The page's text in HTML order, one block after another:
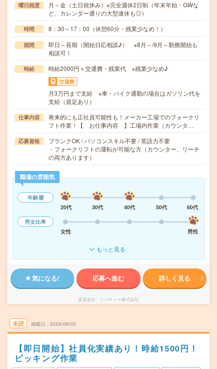
曜日頻度
月～金（土日祝休み）※完全週休2日制（年末年始・GWな
ど、カレンダー通りの大型連休も◎）
時間 8：30～17：00（休憩60分・残業少なめ！）
期間
即日～長期（開始日応相談♪） ※8月～/9月～勤務開始も
相談可！
時給 時給2000円＋交通費・残業代 ※残業少なめ♪
交通費
月3万円まで支給 ※車・バイク通勤の場合はガソリン代を
支給（規定あり）
仕事内容
将来的にも正社員可能性も！メーカー工場でのフォークリ
フト作業！【 お仕事内容 】工場内作業（カウンタ…
応募資格
ブランクOK / パソコンスキル不要 / 英語力不要
・フォークリフトの運転が可能な方（カウンター、リーチ
の両方あります）
職場の雰囲気
年齢層
20代
30代 40代 50代
60代
男女比率
女性
男性
もっと見る
気になる! 応募へ進む 詳しく見る
派遣会社 リバティー株式会社
未読 掲載日 2026/08/05
【即日開始】社員化実績あり！時給1500円！
ピッキング作業